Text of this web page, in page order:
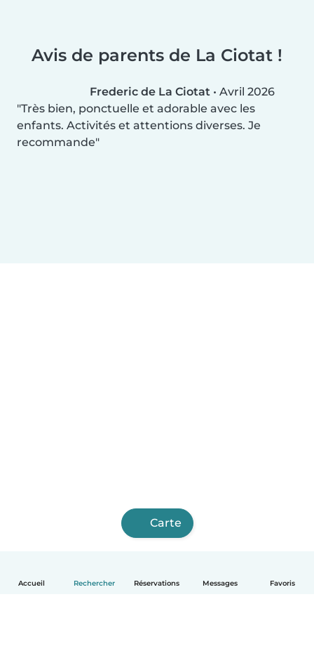
Accueil Rechercher Réservations Messages Favoris
Avis de parents de La Ciotat !
Frederic de La Ciotat • Avril 2026
Très bien, ponctuelle et adorable avec les
enfants. Activités et attentions diverses. Je
recommande
Carte